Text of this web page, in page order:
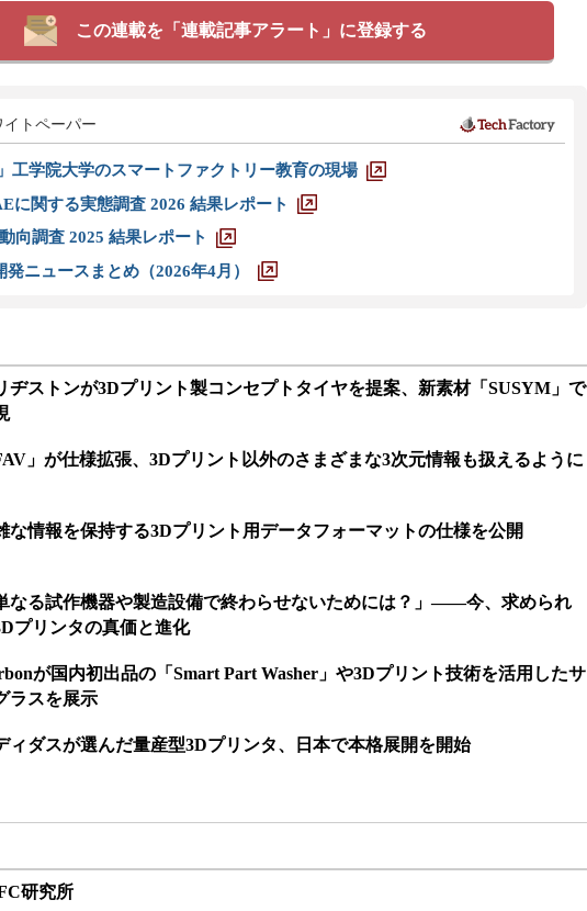
この連載を「連載記事アラート」に登録する
トペーパー
工学院大学のスマートファクトリー教育の現場
に関する実態調査 2026 結果レポート
向調査 2025 結果レポート
ニュースまとめ（2026年4月）
ヂストンが3Dプリント製コンセプトタイヤを提案、新素材「SUSYM」で
」が仕様拡張、3Dプリント以外のさまざまな3次元情報も扱えるように
な情報を保持する3Dプリント用データフォーマットの仕様を公開
なる試作機器や製造設備で終わらせないためには？」――今、求められ
プリンタの真価と進化
が国内初出品の「Smart Part Washer」や3Dプリント技術を活用したサ
ラスを展示
ィダスが選んだ量産型3Dプリンタ、日本で本格展開を開始
研究所